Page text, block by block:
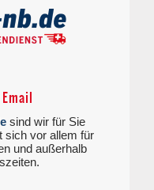
sind wir für Sie
sich vor allem für
und außerhalb